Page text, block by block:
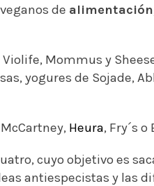
de
Mommus y
yogures de Sojade,
Heura, Fry´s
cuyo objetivo es
antiespecistas y las